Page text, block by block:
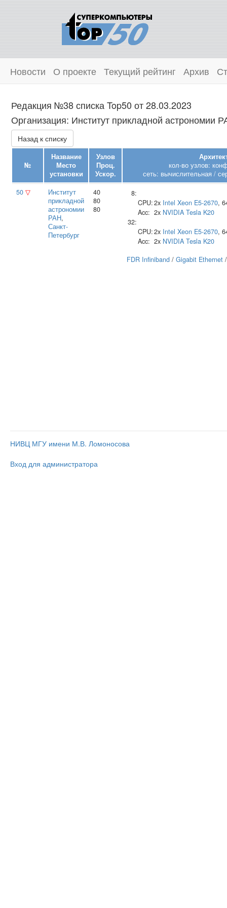
Новости О проекте Текущий рейтинг Архив
Редакция №38 списка Top50 от 28.03.2023
Организация: Институт прикладной астрономии
Назад к списку
№
Название
Место
установки
Узлов
Проц.
Ускор.
кол-во узлов:
сеть: вычислительная /
50 ▽
Институт
прикладной
астрономии
РАН,
Санкт-
Петербург
40
80
80
8:
CPU:2x Intel Xeon E5-2670,
Acc: 2x NVIDIA Tesla K20
32:
CPU:2x Intel Xeon E5-2670,
Acc: 2x NVIDIA Tesla K20
FDR Infiniband / Gigabit Ethernet
НИВЦ МГУ имени М.В. Ломоносова
Вход для администратора